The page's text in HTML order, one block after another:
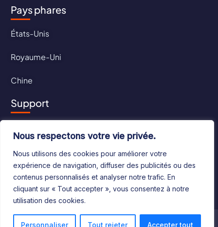
Nous respectons votre vie privée.
Nous utilisons des cookies pour améliorer votre
expérience de navigation, diffuser des publicités ou des
contenus personnalisés et analyser notre trafic. En
cliquant sur « Tout accepter », vous consentez à notre
utilisation des cookies.
Personnaliser Tout rejeter Accepter tout
Pays phares
États-Unis
Royaume-Uni
Chine
Support
CGU
CGV
©2024 Le Bottin Mondial. Tous droits réservés